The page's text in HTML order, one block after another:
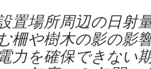
置場所周辺の日射
柵や樹木の影の影
力を確保できない